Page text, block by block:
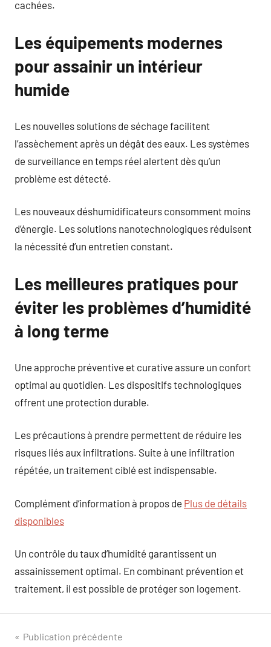
cachées.
Les équipements modernes
pour assainir un intérieur
humide
Les nouvelles solutions de séchage facilitent
l’assèchement après un dégât des eaux. Les systèmes
de surveillance en temps réel alertent dès qu’un
problème est détecté.
Les nouveaux déshumidificateurs consomment moins
d’énergie. Les solutions nanotechnologiques réduisent
la nécessité d’un entretien constant.
Les meilleures pratiques pour
éviter les problèmes d’humidité
à long terme
Une approche préventive et curative assure un confort
optimal au quotidien. Les dispositifs technologiques
offrent une protection durable.
Les précautions à prendre permettent de réduire les
risques liés aux infiltrations. Suite à une infiltration
répétée, un traitement ciblé est indispensable.
Complément d’information à propos de Plus de détails
disponibles
Un contrôle du taux d’humidité garantissent un
assainissement optimal. En combinant prévention et
traitement, il est possible de protéger son logement.
Navigation
Publication précédente